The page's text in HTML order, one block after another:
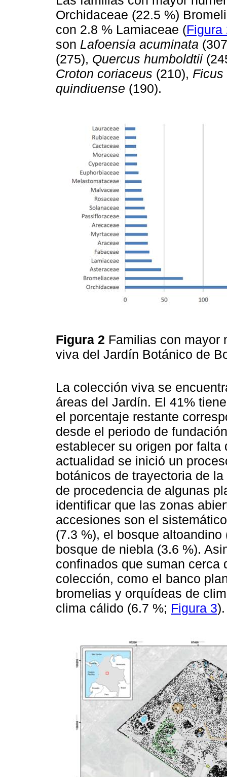
Orchidaceae (22.5 %)
con 2.8 % Lamiaceae (Figura
son Lafoensia acuminata
(275), Quercus humboldtii
Croton coriaceus (210), Ficus
quindiuense (190).
Figura 2 Familias con mayor
viva del Jardín Botánico de
La colección viva se
áreas del Jardín. El 41%
el porcentaje restante
desde el periodo de
establecer su origen por
actualidad se inició un
botánicos de trayectoria de
de procedencia de algunas
identificar que las zonas
accesiones son el
(7.3 %), el bosque
bosque de niebla (3.6 %).
confinados que suman cerca
colección, como el banco
bromelias y orquídeas de
clima cálido (6.7 %; Figura 3).